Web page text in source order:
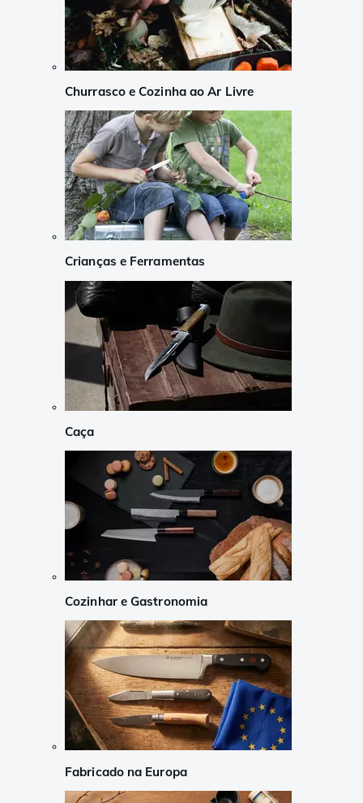
Churrasco e Cozinha ao Ar Livre
Crianças e Ferramentas
Caça
Cozinhar e Gastronomia
Fabricado na Europa